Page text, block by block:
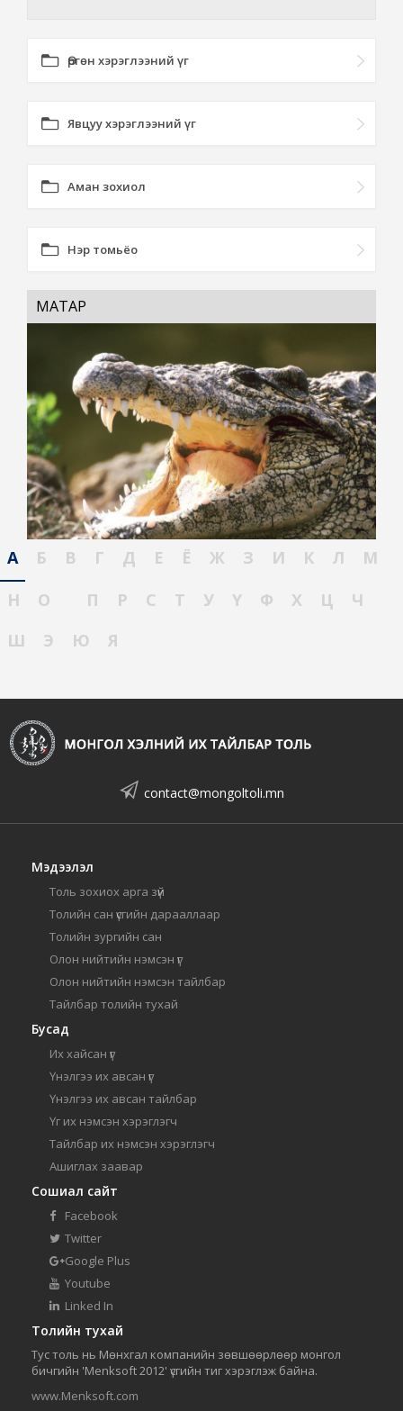
Өргөн хэрэглээний үг
Явцуу хэрэглээний үг
Аман зохиол
Нэр томьёо
МАТАР
А Б В Г Д Е Ё Ж З И К Л
М
Н
О П Р С Т У Ү Ф Х Ц
Ч
Ш
Э Ю Я
contact@mongoltoli.mn
Мэдээлэл
Толь зохиох арга зүй
Толийн сан үсгийн дарааллаар
Толийн зургийн сан
Олон нийтийн нэмсэн үг
Олон нийтийн нэмсэн тайлбар
Тайлбар толийн тухай
Бусад
Их хайсан үг
Үнэлгээ их авсан үг
Үнэлгээ их авсан тайлбар
Үг их нэмсэн хэрэглэгч
Тайлбар их нэмсэн хэрэглэгч
Ашиглах заавар
Сошиал сайт
Facebook
Twitter
Google Plus
Youtube
Linked In
Толийн тухай
Тус толь нь Мөнхгал компанийн зөвшөөрлөөр монгол
бичгийн 'Menksoft 2012' үсгийн тиг хэрэглэж байна.
www.Menksoft.com